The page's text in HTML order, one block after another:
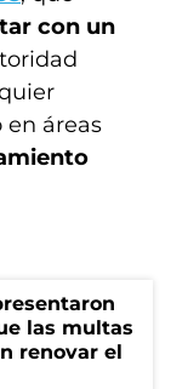
con un
áreas
las multas
renovar el